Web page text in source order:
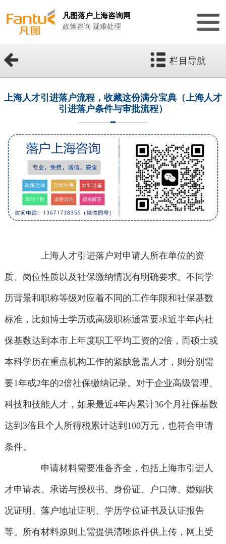
凡图落户上海咨询网
政策咨询 疑难处理
栏目导航
上海人才引进落户流程，收藏这份满分宝典（上海人才
引进落户条件与审批流程）
上海人才引进落户对申请人所在单位的资
质、岗位性质以及社保缴纳情况有明确要求。不同学
历背景和职称等级对应着不同的工作年限和社保基数
标准，比如博士学历或高级职称通常要求近半年内社
保基数达到本市上年度职工平均工资的2倍，而硕士或
本科学历在重点机构工作的紧缺急需人才，则分别需
要1年或2年的2倍社保缴纳记录。对于企业高级管理、
科技和技能人才，如果最近4年内累计36个月社保基数
达到3倍且个人所得税累计达到100万元，也符合申请
条件。
申请材料需要准备齐全，包括上海市引进人
才申请表、承诺与授权书、身份证、户口簿、婚姻状
况证明、落户地址证明、学历学位证书及认证报告
等。所有材料原则上需提供清晰原件供上传，网上受